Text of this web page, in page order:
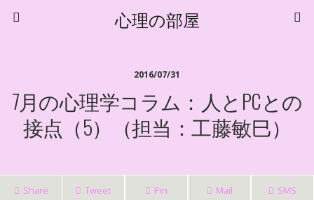
心理の部屋
2016/07/31
7月の心理学コラム：人とPCとの
接点（5）（担当：工藤敏巳）
Share Tweet Pin Mail SMS